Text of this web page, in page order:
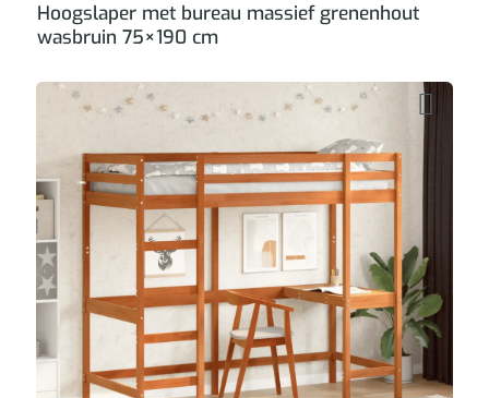
Hoogslaper met bureau massief grenenhout
wasbruin 75×190 cm